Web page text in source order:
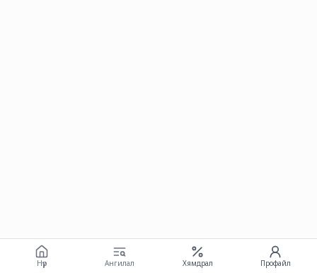
Нүүр Ангилал Хямдрал Профайл